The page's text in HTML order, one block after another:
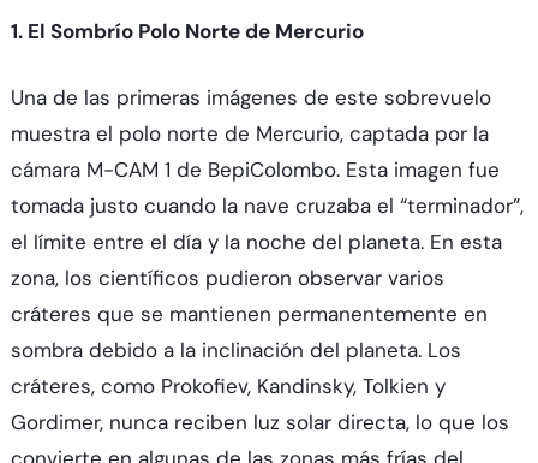
1. El Sombrío Polo Norte de Mercurio
Una de las primeras imágenes de este sobrevuelo
muestra el polo norte de Mercurio, captada por la
cámara M-CAM 1 de BepiColombo. Esta imagen fue
tomada justo cuando la nave cruzaba el “terminador”,
el límite entre el día y la noche del planeta. En esta
zona, los científicos pudieron observar varios
cráteres que se mantienen permanentemente en
sombra debido a la inclinación del planeta. Los
cráteres, como Prokofiev, Kandinsky, Tolkien y
Gordimer, nunca reciben luz solar directa, lo que los